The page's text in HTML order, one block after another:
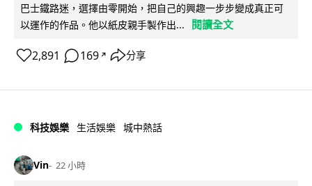
巴士鐵路迷，選擇由零開始，把自己的興趣一步步變成真正可
以運作的作品。他以紙皮親手製作出...
閱讀全文
2,891 169 ↗ 分享
科技娛樂 生活娛樂 城中熱話
Vin 22 小時